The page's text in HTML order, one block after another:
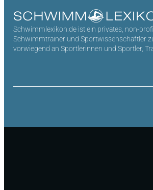
Schwimmlexikon.de ist ein privates, non-
Schwimmtrainer und Sportwissenschaftler
vorwiegend an Sportlerinnen und Sportler,